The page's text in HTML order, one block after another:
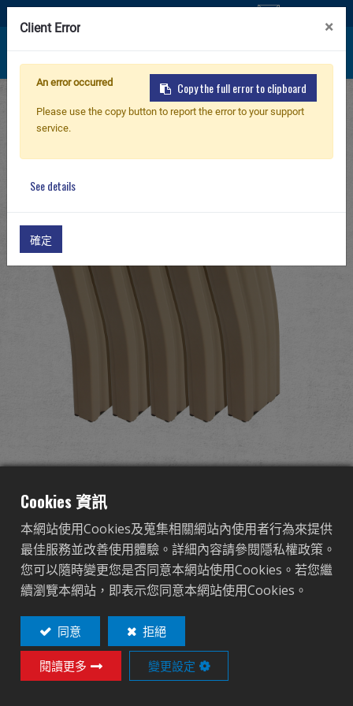
新產品
步槍
零件 & 配件
射擊訓練系列
活動與報導
支援服務
登入
繁體中文
Français
首頁 產品
零件 & 配件
G-08 Airsoft Magazine/ Receiver
Magazine for GR16 (Tan)
5pcs/pack
G-08-155
G-08-155
OTHER COLOR
Cookies 資訊
本網站使用Cookies及蒐集相關網站內使用者行為來提供
最佳服務並改善使用體驗。詳細內容請參閱隱私權政策。
您可以隨時變更您是否同意本網站使用Cookies。若您繼
續瀏覽本網站，即表示您同意本網站使用Cookies。
同意
拒絕
閱讀更多
變更設定
Client Error ×
Copy the full error to clipboard
An error occurred
Please use the copy button to report the error to your support
service.
See details
確定